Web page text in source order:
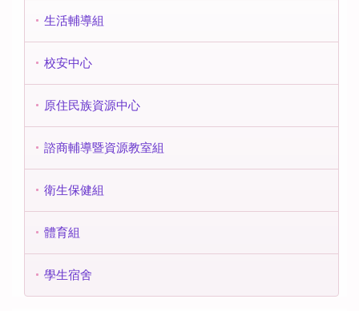
生活輔導組
校安中心
原住民族資源中心
諮商輔導暨資源教室組
衛生保健組
體育組
學生宿舍